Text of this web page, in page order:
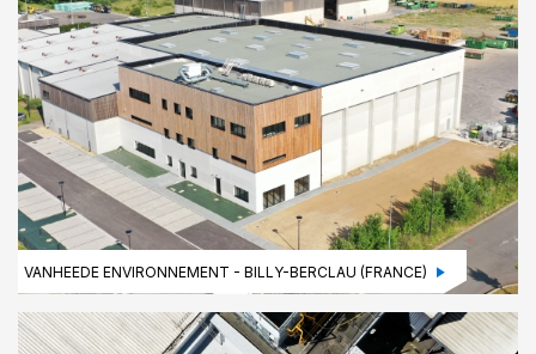
VANHEEDE ENVIRONNEMENT - BILLY-BERCLAU (FRANCE)